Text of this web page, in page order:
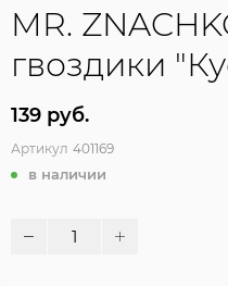
MR.
гвоздики
139 руб.
Артикул 401169
в наличии